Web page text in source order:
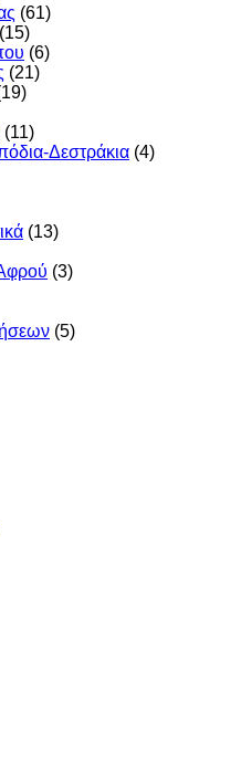
(61)
(15)
(6)
(21)
(11)
Δεστράκια (4)
(13)
(3)
(5)